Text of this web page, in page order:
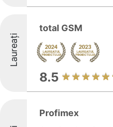
Laureați
total GSM
8.5
Profimex